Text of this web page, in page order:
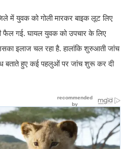
में युवक को गोली मारकर बाइक लूट लिए
गई. घायल युवक को उपचार के लिए
इलाज चल रहा है. हालांकि शुरुआती जांच
बताते हुए कई पहलुओं पर जांच शुरू कर दी